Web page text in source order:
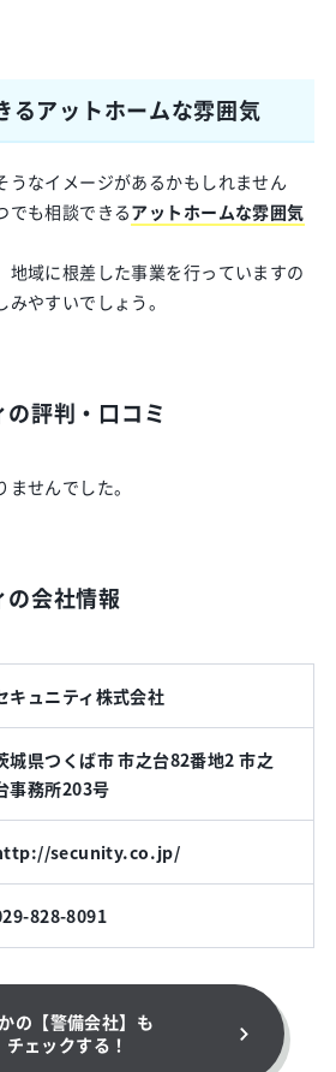
るアットホームな雰囲気
うなイメージがあるかもしれません
でも相談できるアットホームな雰囲気
地域に根差した事業を行っていますの
やすいでしょう。
評判・口コミ
せんでした。
の会社情報
キュニティ株式会社
城県つくば市 市之台82番地2 市之
事務所203号
secunity.co.jp/
828-8091
の【警備会社】も
チェックする！